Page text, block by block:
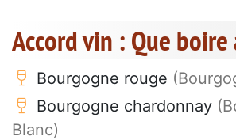
Accord vin : Que boire
Bourgogne rouge
Bourgogne chardonnay
Blanc)